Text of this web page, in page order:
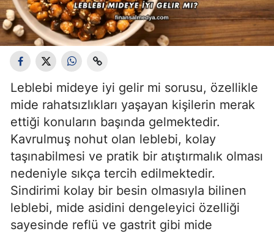
Leblebi mideye iyi gelir mi sorusu, özellikle
mide rahatsızlıkları yaşayan kişilerin merak
ettiği konuların başında gelmektedir.
Kavrulmuş nohut olan leblebi, kolay
taşınabilmesi ve pratik bir atıştırmalık olması
nedeniyle sıkça tercih edilmektedir.
Sindirimi kolay bir besin olmasıyla bilinen
leblebi, mide asidini dengeleyici özelliği
sayesinde reflü ve gastrit gibi mide